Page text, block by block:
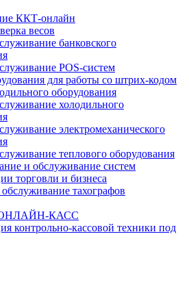
ККТ-онлайн
весов
банковского
POS-систем
для работы со штрих-кодом
оборудования
холодильного
электромеханического
теплового оборудования
и обслуживание систем
торговли и бизнеса
тахографов
КАСС
контрольно-кассовой техники под